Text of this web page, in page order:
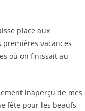
place aux
vacances
où on finissait au
inaperçu de mes
fête pour les beaufs,